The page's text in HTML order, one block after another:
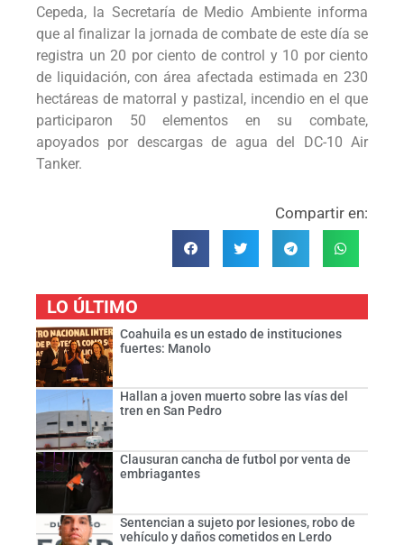
Cepeda, la Secretaría de Medio Ambiente informa
que al finalizar la jornada de combate de este día se
registra un 20 por ciento de control y 10 por ciento
de liquidación, con área afectada estimada en 230
hectáreas de matorral y pastizal, incendio en el que
participaron 50 elementos en su combate,
apoyados por descargas de agua del DC-10 Air
Tanker.
Compartir en:
LO ÚLTIMO
Coahuila es un estado de instituciones
fuertes: Manolo
Hallan a joven muerto sobre las vías del
tren en San Pedro
Clausuran cancha de futbol por venta de
embriagantes
Sentencian a sujeto por lesiones, robo de
vehículo y daños cometidos en Lerdo